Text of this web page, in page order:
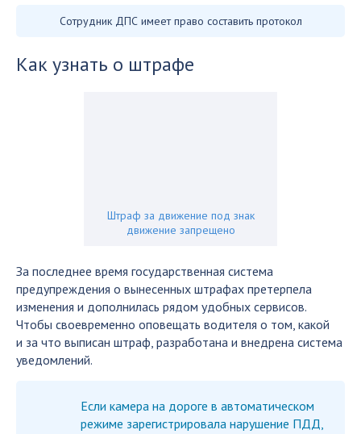
Сотрудник ДПС имеет право составить протокол
Как узнать о штрафе
Штраф за движение под знак
движение запрещено
За последнее время государственная система
предупреждения о вынесенных штрафах претерпела
изменения и дополнилась рядом удобных сервисов.
Чтобы своевременно оповещать водителя о том, какой
и за что выписан штраф, разработана и внедрена система
уведомлений.
Если камера на дороге в автоматическом
режиме зарегистрировала нарушение ПДД,